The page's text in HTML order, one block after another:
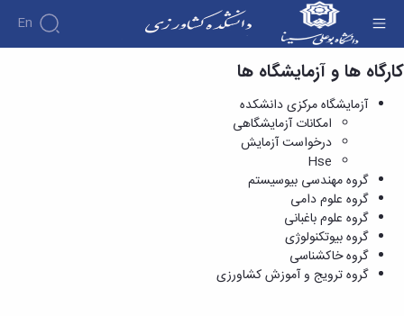
En
گروه ترویج و آموزش کشاورزی - دانشکده کشاورزی
کارگاه ها و آزمایشگاه ها
آزمایشگاه مرکزی دانشکده
امکانات آزمایشگاهی
درخواست آزمایش
Hse
گروه مهندسی بیوسیستم
گروه علوم دامی
گروه علوم باغبانی
گروه بیوتکنولوژی
گروه خاکشناسی
گروه ترویج و آموزش کشاورزی